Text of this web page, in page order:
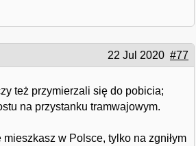
22 Jul 2020 #77
też przymierzali się do pobicia;
na przystanku tramwajowym.
w Polsce, tylko na zgniłym